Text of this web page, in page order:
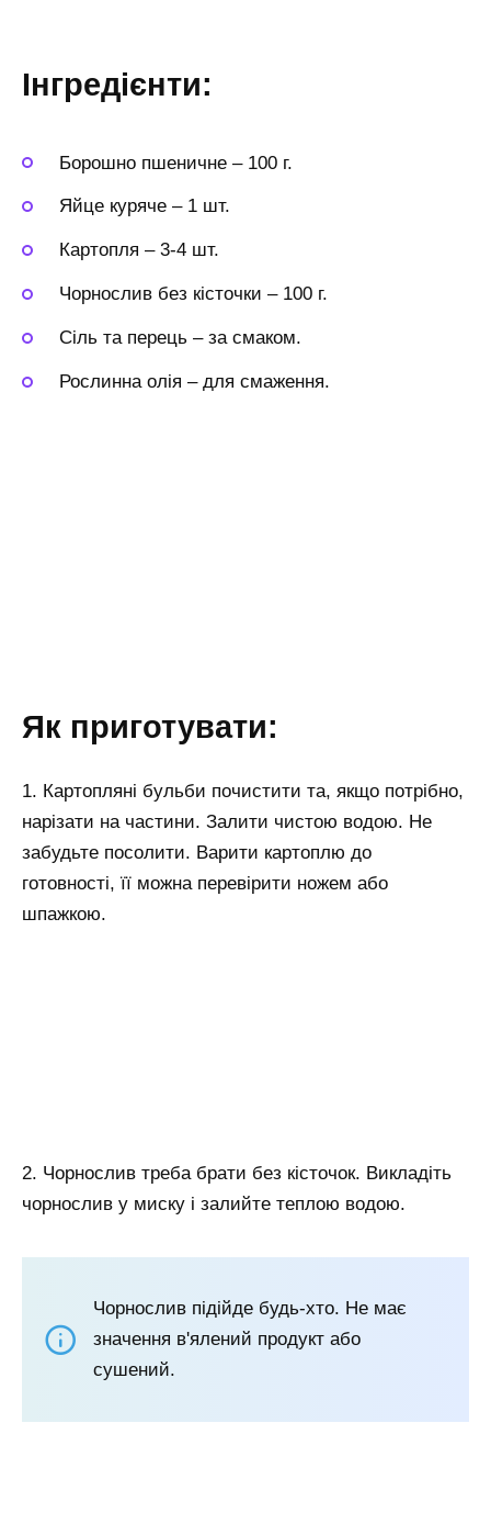
Інгредієнти:
Борошно пшеничне – 100 г.
Яйце куряче – 1 шт.
Картопля – 3-4 шт.
Чорнослив без кісточки – 100 г.
Сіль та перець – за смаком.
Рослинна олія – для смаження.
Як приготувати:
1. Картопляні бульби почистити та, якщо потрібно,
нарізати на частини. Залити чистою водою. Не
забудьте посолити. Варити картоплю до
готовності, її можна перевірити ножем або
шпажкою.
2. Чорнослив треба брати без кісточок. Викладіть
чорнослив у миску і залийте теплою водою.
Чорнослив підійде будь-хто. Не має
значення в'ялений продукт або
сушений.